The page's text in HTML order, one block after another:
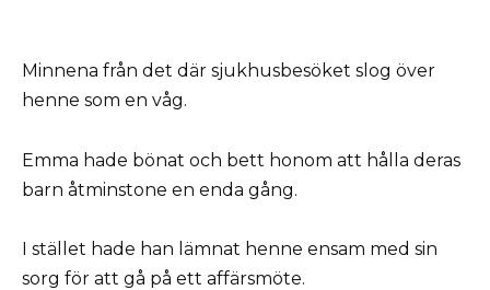
Minnena från det där sjukhusbesöket slog över
henne som en våg.
Emma hade bönat och bett honom att hålla deras
barn åtminstone en enda gång.
I stället hade han lämnat henne ensam med sin
sorg för att gå på ett affärsmöte.